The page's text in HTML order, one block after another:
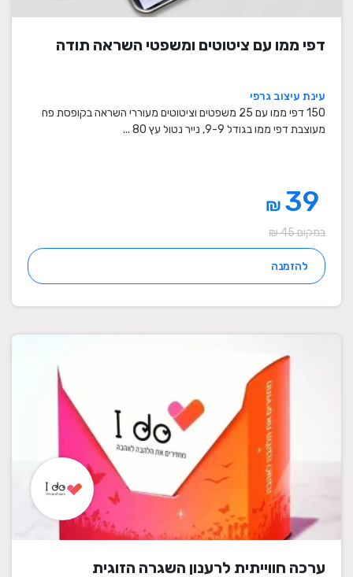
דפי ממו עם ציטוטים ומשפטי השראה תודה
עינת עיצוב גרפי
150 דפי ממו עם 25 משפטים וציטוטים מעוררי השראה בקופסת פח
מעוצבת דפי ממו בגודל 9-9, נייר נטול עץ 80 ...
₪
במקום 45 ₪
להזמנה
ערכה חווייתית לרענון השגרה הזוגית